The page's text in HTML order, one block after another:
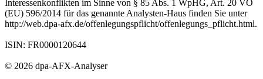
Interessenkonflikten im Sinne von § 85 Abs. 1 WpHG, Art. 20 VO
(EU) 596/2014 für das genannte Analysten-Haus finden Sie unter
http://web.dpa-afx.de/offenlegungspflicht/offenlegungs_pflicht.html.
ISIN: FR0000120644
© 2026 dpa-AFX-Analyser